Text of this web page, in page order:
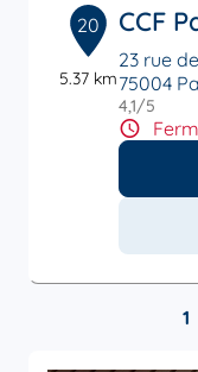
20
5.37 km
CCF
23 rue
75004
4,1/5
1